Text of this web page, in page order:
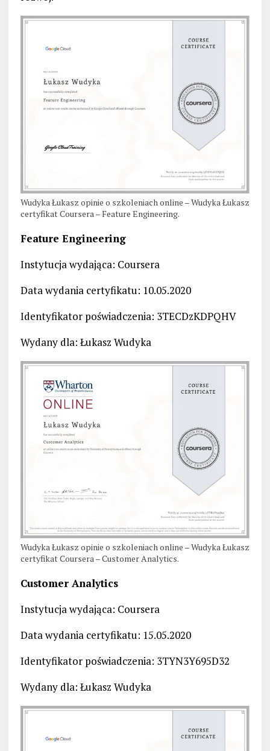
Wudyka Łukasz opinie o szkoleniach online – Wudyka Łukasz
certyfikat Coursera – Feature Engineering.
Feature Engineering
Instytucja wydająca: Coursera
Data wydania certyfikatu: 10.05.2020
Identyfikator poświadczenia: 3TECDzKDPQHV
Wydany dla: Łukasz Wudyka
Wudyka Łukasz opinie o szkoleniach online – Wudyka Łukasz
certyfikat Coursera – Customer Analytics.
Customer Analytics
Instytucja wydająca: Coursera
Data wydania certyfikatu: 15.05.2020
Identyfikator poświadczenia: 3TYN3Y695D32
Wydany dla: Łukasz Wudyka